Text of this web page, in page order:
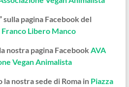
sulla pagina Facebook del
Franco Libero Manco
nostra pagina Facebook AVA
Vegan Animalista
nostra sede di Roma in Piazza